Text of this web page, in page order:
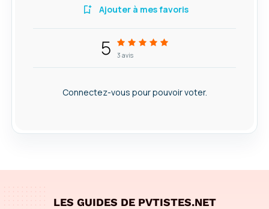
Ajouter à mes favoris
5 3 avis
Connectez-vous pour pouvoir voter.
LES GUIDES DE PVTISTES.NET